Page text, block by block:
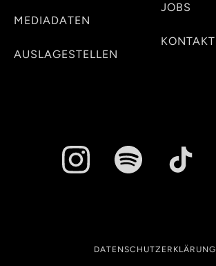
MEDIADATEN
AUSLAGESTELLEN
JOBS
KONTAKT
DATENSCHUTZERKLÄRUNG